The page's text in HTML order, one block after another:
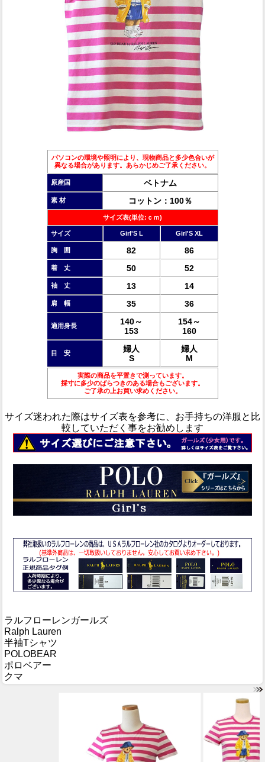
パソコンの環境や照明により、現物商品と多少色合いが
異なる場合があります。あらかじめご了承ください。
原産国 ベトナム
素 材 コットン：100％
サイズ表(単位:ｃｍ)
サイズ Girl'S L Girl'S XL
胸 囲 82 86
着 丈 50 52
袖 丈 13 14
肩 幅 35 36
適用身長
140～
153
154～
160
目 安
婦人
S
婦人
M
実際の商品を平置きで測っています。
採寸に多少のばらつきのある場合もございます。
ご了承の上お買い求めください。
サイズ迷われた際はサイズ表を参考に、お手持ちの洋服と比
較していただく事をお勧めします
ラルフローレンガールズ
Ralph Lauren
半袖Tシャツ
POLOBEAR
ポロベアー
クマ